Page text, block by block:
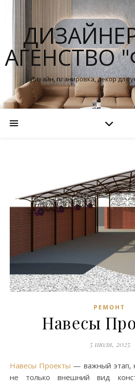
АГЕНСТВО
Дизайн, планировка, декор для
РЕМОНТ
Навесы
5 июля, 2025
Навесы Проекты — важный этап,
не только внешний вид